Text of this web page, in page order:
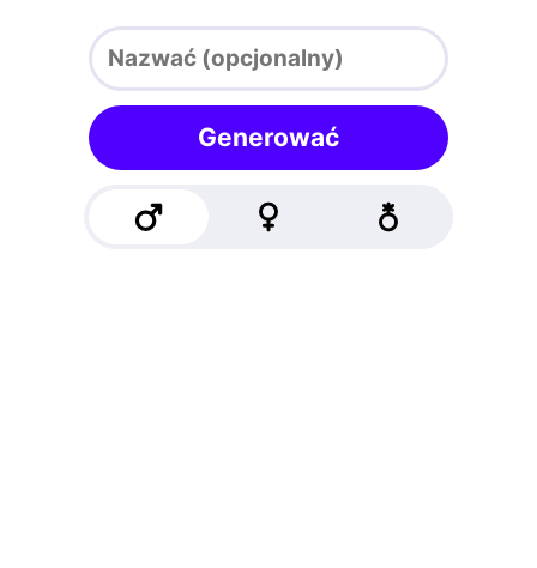
Generować